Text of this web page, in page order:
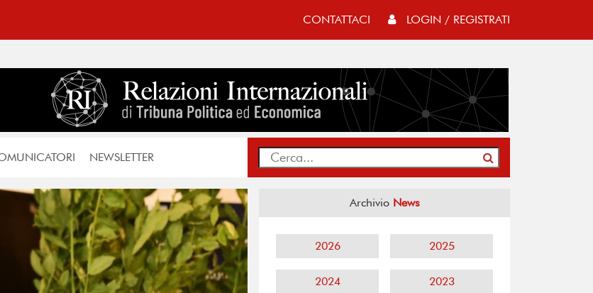
CONTATTACI LOGIN / REGISTRATI
NEWSLETTER
Archivio News
2026 2025
2024 2023